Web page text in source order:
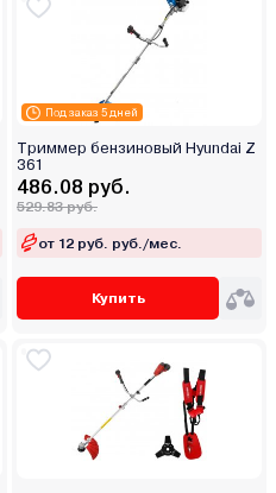
Под заказ 5 дней
Триммер бензиновый Hyundai Z
361
486.08 руб.
529.83 руб.
от 12 руб. руб./мес.
Купить